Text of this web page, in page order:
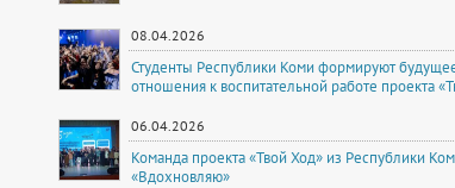
08.04.2026
Студенты Республики Коми формируют
отношения к воспитательной работе проекта
06.04.2026
Команда проекта «Твой Ход» из Республики
«Вдохновляю»